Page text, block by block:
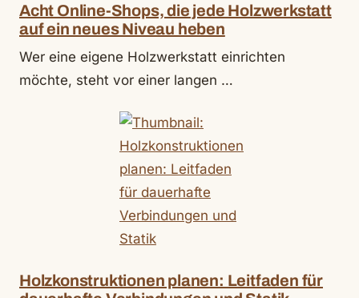
Acht Online-Shops, die jede Holzwerkstatt
auf ein neues Niveau heben
Wer eine eigene Holzwerkstatt einrichten
möchte, steht vor einer langen …
Holzkonstruktionen planen: Leitfaden für